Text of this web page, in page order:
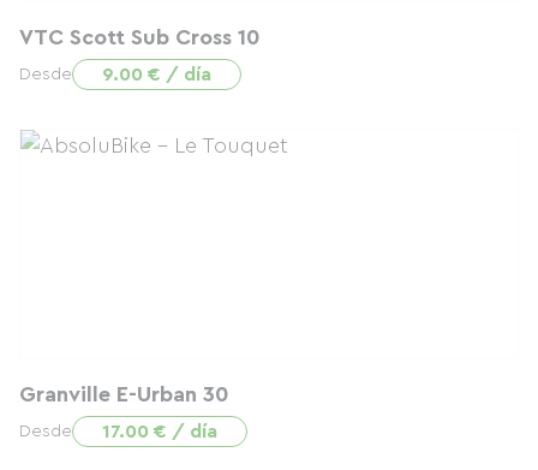
VTC Scott Sub Cross 10
Desde 9.00 € / día
Granville E-Urban 30
Desde 17.00 € / día